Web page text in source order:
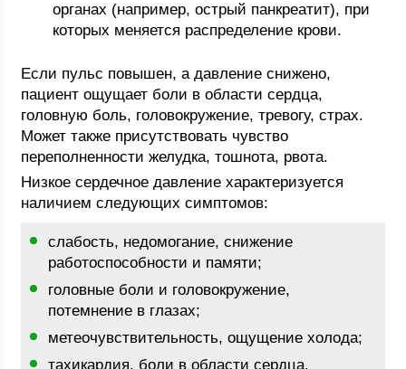
органах (например, острый панкреатит), при
которых меняется распределение крови.
Если пульс повышен, а давление снижено,
пациент ощущает боли в области сердца,
головную боль, головокружение, тревогу, страх.
Может также присутствовать чувство
переполненности желудка, тошнота, рвота.
Низкое сердечное давление характеризуется
наличием следующих симптомов:
слабость, недомогание, снижение
работоспособности и памяти;
головные боли и головокружение,
потемнение в глазах;
метеочувствительность, ощущение холода;
тахикардия, боли в области сердца.